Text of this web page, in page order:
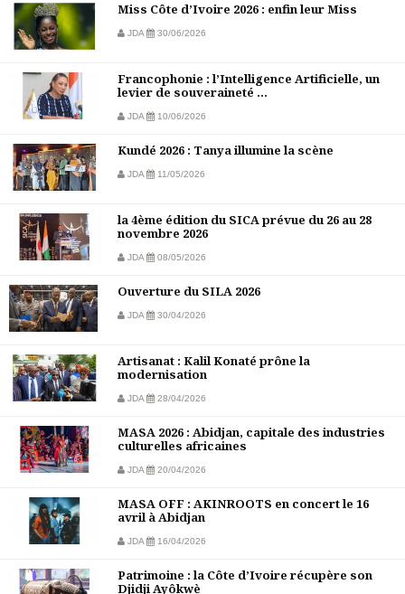
Miss Côte d’Ivoire 2026 : enfin leur Miss
JDA 30/06/2026
Francophonie : l’Intelligence Artificielle, un
levier de souveraineté ...
JDA 10/06/2026
Kundé 2026 : Tanya illumine la scène
JDA 11/05/2026
la 4ème édition du SICA prévue du 26 au 28
novembre 2026
JDA 08/05/2026
Ouverture du SILA 2026
JDA 30/04/2026
Artisanat : Kalil Konaté prône la
modernisation
JDA 28/04/2026
MASA 2026 : Abidjan, capitale des industries
culturelles africaines
JDA 20/04/2026
MASA OFF : AKINROOTS en concert le 16
avril à Abidjan
JDA 16/04/2026
Patrimoine : la Côte d’Ivoire récupère son
Djidji Ayôkwè